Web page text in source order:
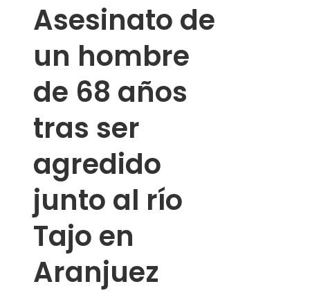
Asesinato de
un hombre
de 68 años
tras ser
agredido
junto al río
Tajo en
Aranjuez